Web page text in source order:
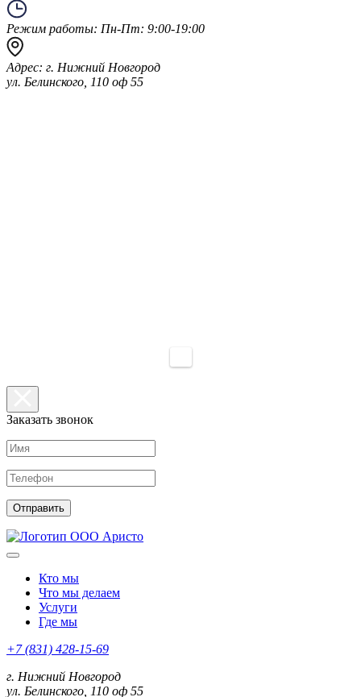
Режим работы: Пн-Пт: 9:00-19:00
Адрес: г. Нижний Новгород
ул. Белинского, 110 оф 55
Заказать звонок
Кто мы
Что мы делаем
Услуги
Где мы
+7 (831) 428-15-69
г. Нижний Новгород
ул. Белинского, 110 оф 55